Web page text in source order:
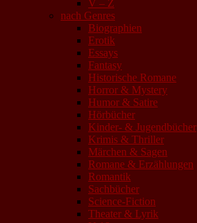
V – Z
nach Genres
Biographien
Erotik
Essays
Fantasy
Historische Romane
Horror & Mystery
Humor & Satire
Hörbücher
Kinder- & Jugendbücher
Krimis & Thriller
Märchen & Sagen
Romane & Erzählungen
Romantik
Sachbücher
Science-Fiction
Theater & Lyrik